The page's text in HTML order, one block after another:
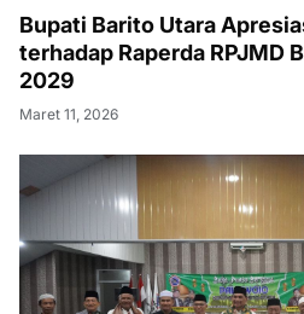
Bupati Barito Utara
terhadap Raperda RPJMD
2029
Maret 11, 2026